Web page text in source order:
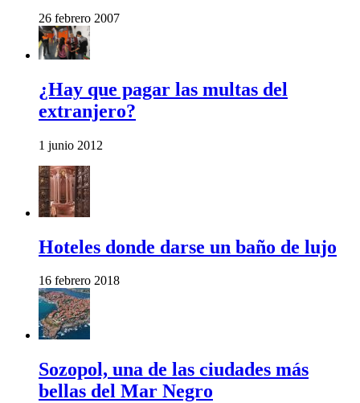
26 febrero 2007
¿Hay que pagar las multas del
extranjero?
1 junio 2012
Hoteles donde darse un baño de lujo
16 febrero 2018
Sozopol, una de las ciudades más
bellas del Mar Negro